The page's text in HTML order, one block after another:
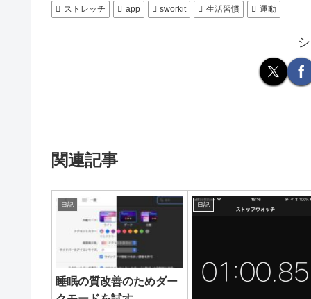
ストレッチ app sworkit 生活習慣 運動
関連記事
日記
睡眠の質改善のためダー
日記